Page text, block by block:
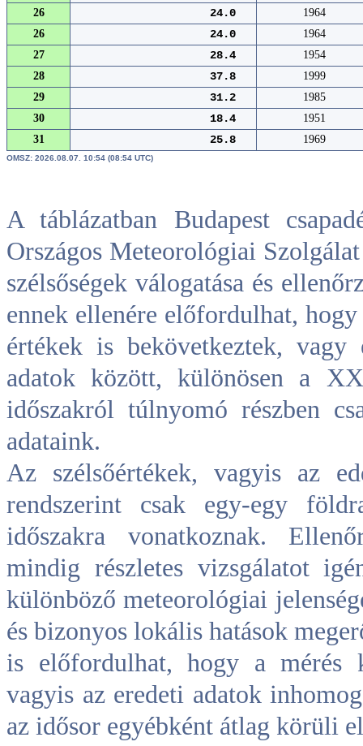
26
24.0
1964
26
24.0
1964
27
28.4
1954
28
37.8
1999
29
31.2
1985
30
18.4
1951
31
25.8 1969
OMSZ: 2026.08.07. 10:54 (08:54 UTC)
A táblázatban Budapest
Országos Meteorológiai
szélsőségek válogatása és
ennek ellenére előfordulhat, hogy
értékek is bekövetkeztek,
adatok között, különösen a
időszakról túlnyomó részben
adataink.
Az szélsőértékek, vagyis az
rendszerint csak egy-egy
időszakra vonatkoznak.
mindig részletes vizsgálatot
különböző meteorológiai
és bizonyos lokális hatások
is előfordulhat, hogy a mérés
vagyis az eredeti adatok
az idősor egyébként átlag körüli